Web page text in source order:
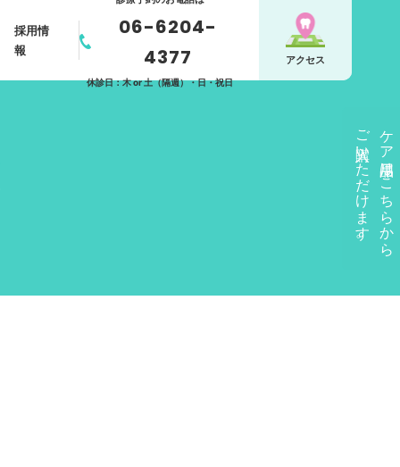
採用情
報
06-6204-
4377
休診日：木 or 土（隔週）・日・祝日
アクセス
ケア用品はこちらから
ご購入いただけます。